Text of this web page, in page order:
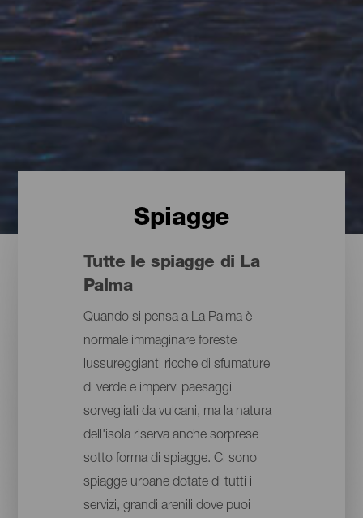
Spiagge
Tutte le spiagge di La
Palma
Quando si pensa a La Palma è
normale immaginare foreste
lussureggianti ricche di sfumature
di verde e impervi paesaggi
sorvegliati da vulcani, ma la natura
dell'isola riserva anche sorprese
sotto forma di spiagge. Ci sono
spiagge urbane dotate di tutti i
servizi, grandi arenili dove puoi